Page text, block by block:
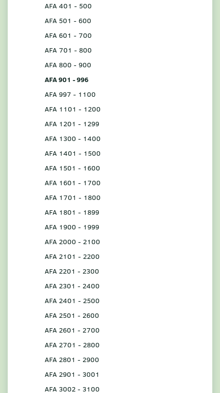
AFA 401 - 500
AFA 501 - 600
AFA 601 - 700
AFA 701 - 800
AFA 800 - 900
AFA 901 - 996
AFA 997 - 1100
AFA 1101 - 1200
AFA 1201 - 1299
AFA 1300 - 1400
AFA 1401 - 1500
AFA 1501 - 1600
AFA 1601 - 1700
AFA 1701 - 1800
AFA 1801 - 1899
AFA 1900 - 1999
AFA 2000 - 2100
AFA 2101 - 2200
AFA 2201 - 2300
AFA 2301 - 2400
AFA 2401 - 2500
AFA 2501 - 2600
AFA 2601 - 2700
AFA 2701 - 2800
AFA 2801 - 2900
AFA 2901 - 3001
AFA 3002 - 3100